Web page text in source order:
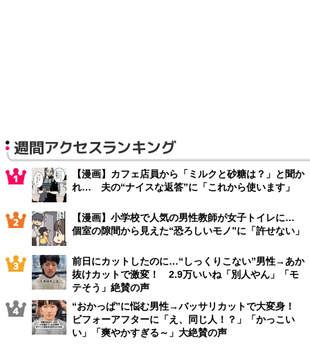
週間アクセスランキング
【漫画】カフェ店員から「ミルクと砂糖は？」と聞か
れ… 夫の“ナイスな返答”に「これから使います」
【漫画】小学校で人気の男性教師が女子トイレに…
個室の隙間から見えた“恐ろしいモノ”に「許せない」
前日にカットしたのに…“しっくりこない”男性→あか
抜けカットで激変！ 2.9万いいね「別人やん」「モ
テそう」絶賛の声
“おかっぱ”に悩む男性→バッサリカットで大変身！
ビフォーアフターに「え、同じ人！？」「かっこい
い」「爽やかすぎる～」大絶賛の声